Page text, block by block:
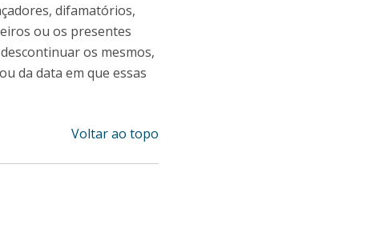
difamatórios,
ou os presentes
os mesmos,
da data em que essas
Voltar ao topo